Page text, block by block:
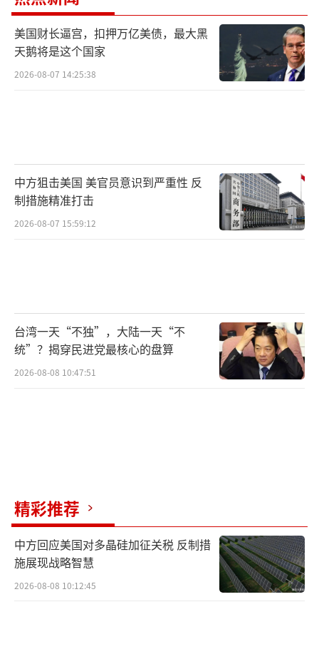
美国财长逼宫，扣押万亿美债，最大黑
天鹅将是这个国家
2026-08-07 14:25:38
中方狙击美国 美官员意识到严重性 反
制措施精准打击
2026-08-07 15:59:12
台湾一天“不独”，大陆一天“不
统”？揭穿民进党最核心的盘算
2026-08-08 10:47:51
精彩推荐
中方回应美国对多晶硅加征关税 反制措
施展现战略智慧
2026-08-08 10:12:45